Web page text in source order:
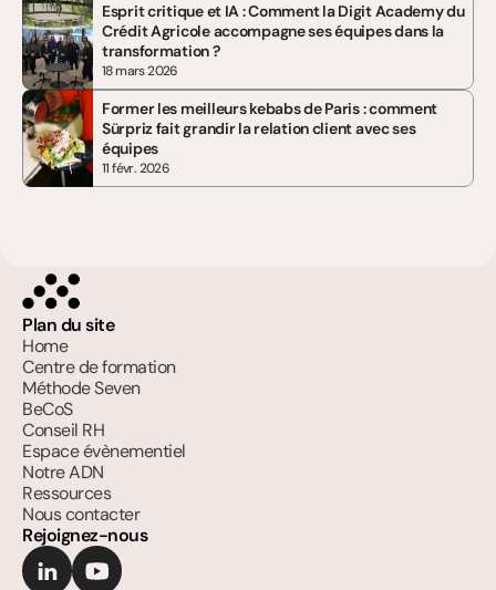
Esprit critique et IA : Comment la Digit Academy du
Crédit Agricole accompagne ses équipes dans la
transformation ?
18 mars 2026
Former les meilleurs kebabs de Paris : comment
Sürpriz fait grandir la relation client avec ses
équipes
11 févr. 2026
Plan du site
Home
Centre de formation
Méthode Seven
BeCoS
Conseil RH
Espace évènementiel
Notre ADN
Ressources
Nous contacter
Rejoignez-nous